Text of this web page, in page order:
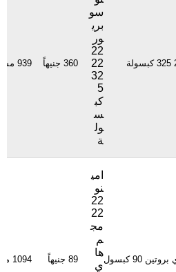
سو
بري
ور
22
22
32
5
كب
س
ول
ة
360 جنيهاً 939 مشاهدة
امي
نو
22
22
مج
م
ها
ي
89 جنيهاً 1094 مشاهدة